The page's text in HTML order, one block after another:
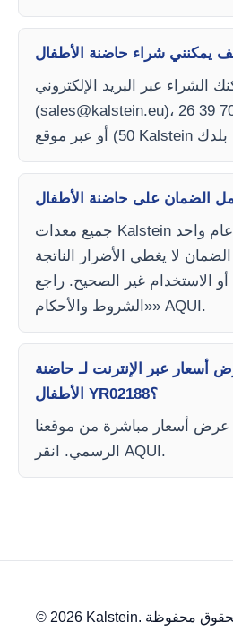
الشراء عبر البريد الإلكتروني
(sales@kalstein.eu)، الهاتف (+33 (0) 1 70 39 26
جميع معدات Kalstein تأتي بضمان لمدة عام واحد
لا يغطي الأضرار الناتجة
الاستخدام غير الصحيح. راجع
«الشروط والأحكام» AQUI.
عبر الإنترنت لـ حاضنة
الأطفال YR02188؟
أسعار مباشرة من موقعنا
الرسمي. انقر AQUI.